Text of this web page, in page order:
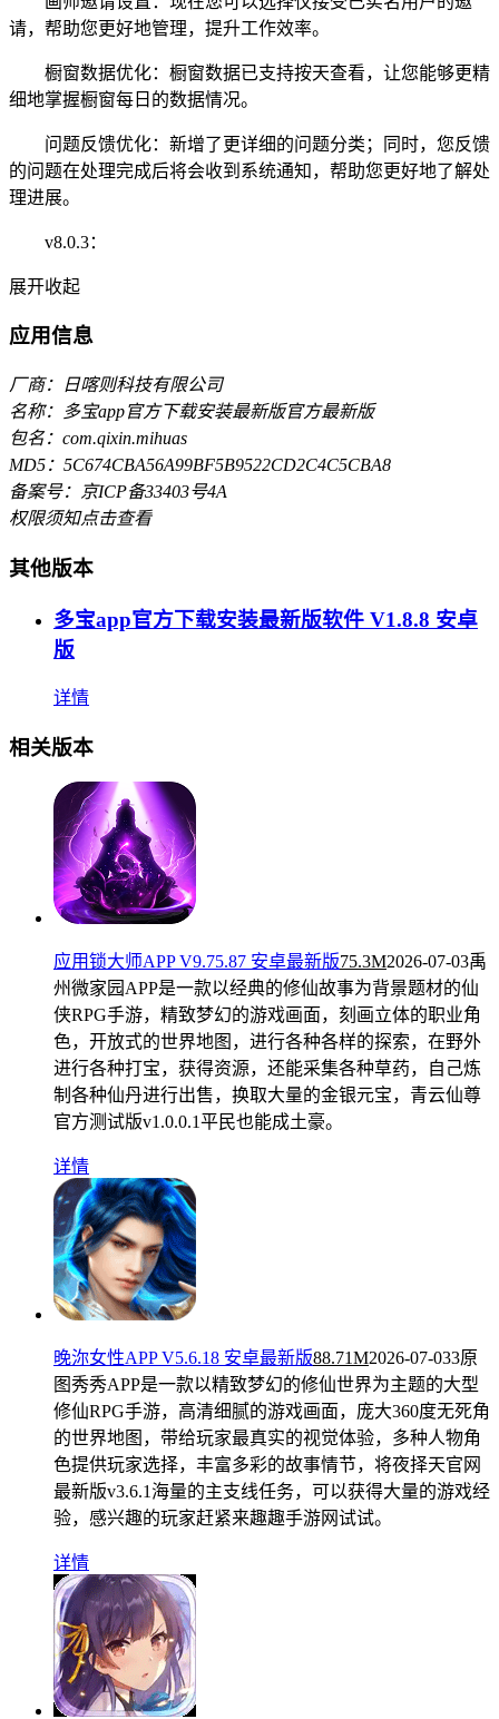
请，帮助您更好地管理，提升工作效率。
橱窗数据优化：橱窗数据已支持按天查看，让您能够更精
细地掌握橱窗每日的数据情况。
问题反馈优化：新增了更详细的问题分类；同时，您反馈
的问题在处理完成后将会收到系统通知，帮助您更好地了解处
理进展。
v8.0.3：
展开收起
应用信息
厂商：日喀则科技有限公司
名称：多宝app官方下载安装最新版官方最新版
包名：com.qixin.mihuas
MD5：5C674CBA56A99BF5B9522CD2C4C5CBA8
备案号：京ICP备33403号4A
权限须知点击查看
其他版本
多宝app官方下载安装最新版软件 V1.8.8 安卓
版
详情
相关版本
应用锁大师APP V9.75.87 安卓最新版75.3M2026-07-03禹
州微家园APP是一款以经典的修仙故事为背景题材的仙
侠RPG手游，精致梦幻的游戏画面，刻画立体的职业角
色，开放式的世界地图，进行各种各样的探索，在野外
进行各种打宝，获得资源，还能采集各种草药，自己炼
制各种仙丹进行出售，换取大量的金银元宝，青云仙尊
官方测试版v1.0.0.1平民也能成土豪。
详情
晚沵女性APP V5.6.18 安卓最新版88.71M2026-07-033原
图秀秀APP是一款以精致梦幻的修仙世界为主题的大型
修仙RPG手游，高清细腻的游戏画面，庞大360度无死角
的世界地图，带给玩家最真实的视觉体验，多种人物角
色提供玩家选择，丰富多彩的故事情节，将夜择天官网
最新版v3.6.1海量的主支线任务，可以获得大量的游戏经
验，感兴趣的玩家赶紧来趣趣手游网试试。
详情